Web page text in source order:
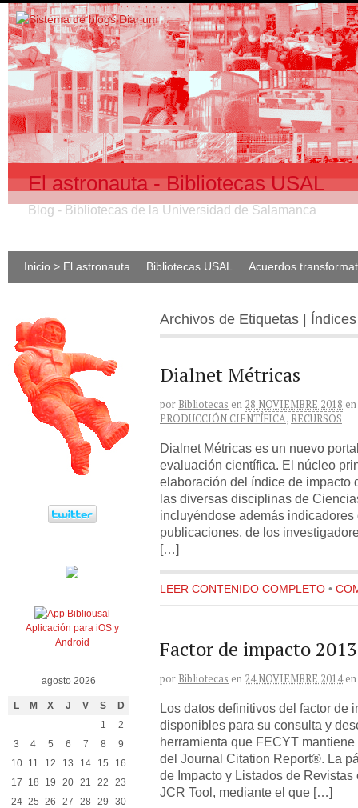
El astronauta - Bibliotecas USAL
Blog - Bibliotecas de la Universidad de Salamanca
Inicio > El astronauta Bibliotecas USAL Acuerdos
Archivos de Etiquetas |
Dialnet Métricas
por Bibliotecas en 28 NOVIEMBRE 2018 en
PRODUCCIÓN CIENTÍFICA, RECURSOS
Dialnet Métricas es un nuevo
evaluación científica. El núcleo
elaboración del índice de impacto
las diversas disciplinas de
incluyéndose además
publicaciones, de los
[…]
LEER CONTENIDO COMPLETO •
Factor de impacto
por Bibliotecas en 24 NOVIEMBRE 2014 en
Los datos definitivos del factor de
disponibles para su consulta y
herramienta que FECYT
del Journal Citation Report®. La
de Impacto y Listados de
JCR Tool, mediante el que […]
Aplicación para iOS y
Android
agosto 2026
L M X J V S D
1
2
3
4 5 6 7 8
9
10
11 12 13 14 15
16
17
18 19 20 21 22
23
24 25 26 27 28 29
30